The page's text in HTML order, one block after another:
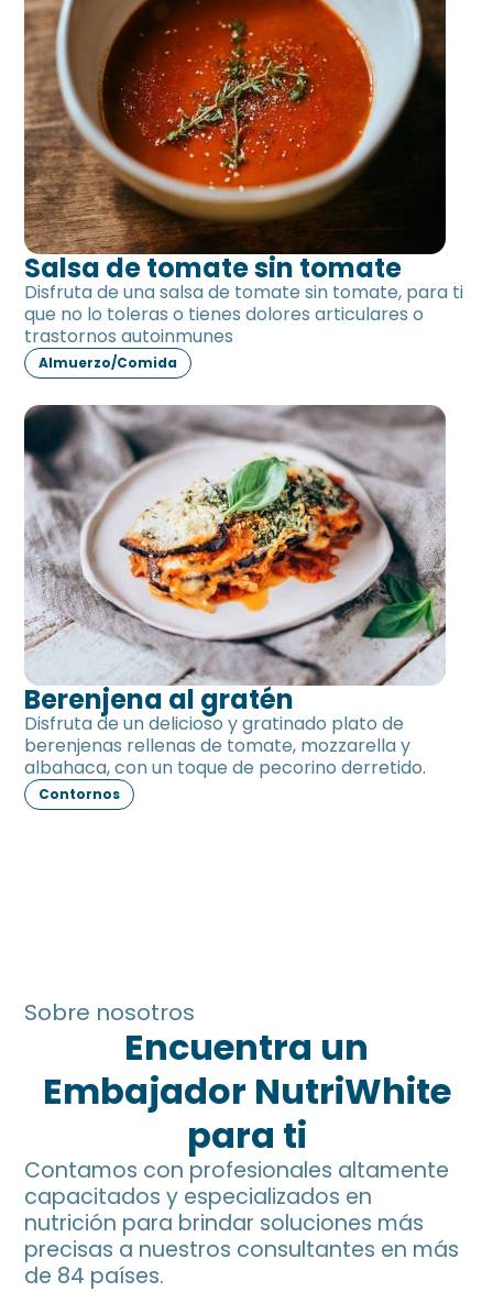
Salsa de tomate sin tomate
Disfruta de una salsa de tomate sin tomate, para ti
que no lo toleras o tienes dolores articulares o
trastornos autoinmunes
Almuerzo/Comida
Berenjena al gratén
Berenjena al gratén
Disfruta de un delicioso y gratinado plato de
berenjenas rellenas de tomate, mozzarella y
albahaca, con un toque de pecorino derretido.
Contornos
Sobre nosotros
Encuentra un
Embajador NutriWhite
para ti
Contamos con profesionales altamente
capacitados y especializados en
nutrición para brindar soluciones más
precisas a nuestros consultantes en más
de 84 países.